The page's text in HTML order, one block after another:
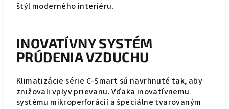
štýl moderného interiéru.
INOVATÍVNY SYSTÉM
PRÚDENIA VZDUCHU
Klimatizácie série C-Smart sú navrhnuté tak, aby
znižovali vplyv prievanu. Vďaka inovatívnemu
systému mikroperforácií a špeciálne tvarovaným